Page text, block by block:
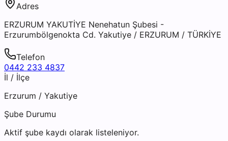
Adres
ERZURUM YAKUTİYE Nenehatun Şubesi -
Erzurumbölgenokta Cd. Yakutiye / ERZURUM / TÜRKİYE
Telefon
0442 233 4837
İl / İlçe
Erzurum / Yakutiye
Şube Durumu
Aktif şube kaydı olarak listeleniyor.